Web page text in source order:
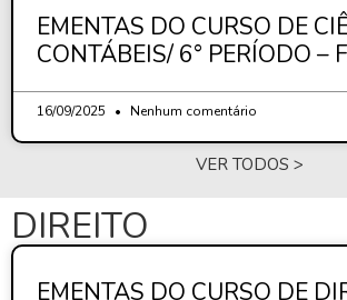
EMENTAS DO CURSO DE
CONTÁBEIS/ 6° PERÍODO –
16/09/2025 Nenhum comentário
VER TODOS >
DIREITO
EMENTAS DO CURSO DE